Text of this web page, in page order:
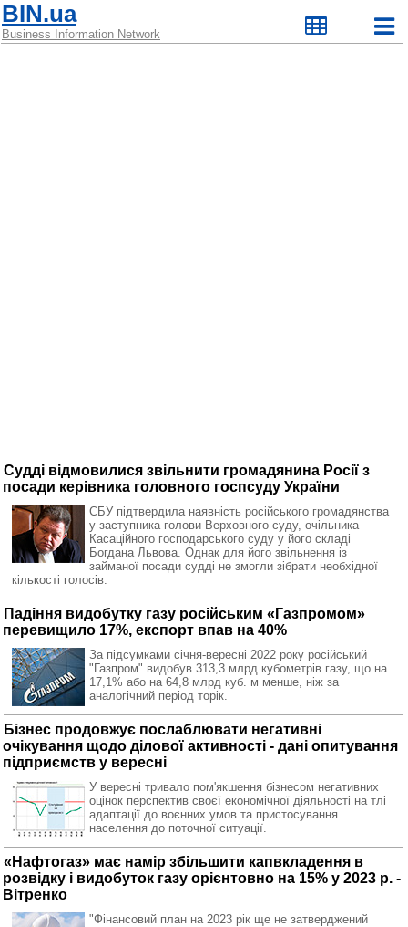
BIN.ua
Business Information Network
Судді відмовилися звільнити громадянина Росії з
посади керівника головного госпсуду України
СБУ підтвердила наявність російського громадянства
у заступника голови Верховного суду, очільника
Касаційного господарського суду у його складі
Богдана Львова. Однак для його звільнення із
займаної посади судді не змогли зібрати необхідної
кількості голосів.
Падіння видобутку газу російським «Газпромом»
перевищило 17%, експорт впав на 40%
За підсумками січня-вересні 2022 року російський
"Газпром" видобув 313,3 млрд кубометрів газу, що на
17,1% або на 64,8 млрд куб. м менше, ніж за
аналогічний період торік.
Бізнес продовжує послаблювати негативні
очікування щодо ділової активності - дані опитування
підприємств у вересні
У вересні тривало пом'якшення бізнесом негативних
оцінок перспектив своєї економічної діяльності на тлі
адаптації до воєнних умов та пристосування
населення до поточної ситуації.
«Нафтогаз» має намір збільшити капвкладення в
розвідку і видобуток газу орієнтовно на 15% у 2023 р. -
Вітренко
"Фінансовий план на 2023 рік ще не затверджений